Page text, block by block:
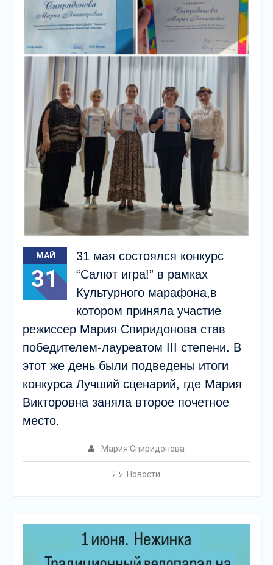
разыграна
беспроигрышная
лотерея и все кто принял
участие, получили
ценные призы от
спонсоров в виде
упаковок
подсолнечного масла и
муки.
МАЙ
31
31 мая состоялся конкурс
“Салют игра!” в рамках
Культурного марафона,в
котором приняла участие
режиссер Мария Спиридонова став
победителем-лауреатом III степени. В
этот же день были подведены итоги
конкурса Лучший сценарий, где Мария
Викторовна заняла второе почетное
место.
Мария Спиридонова
Новости